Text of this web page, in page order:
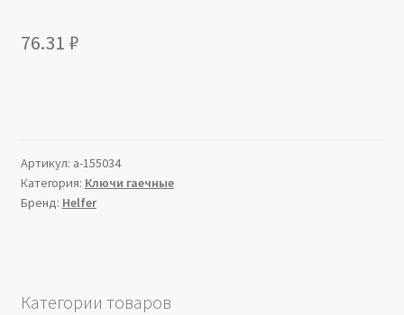
76.31 ₽
Артикул: a-155034
Категория: Ключи гаечные
Бренд: Helfer
Категории товаров